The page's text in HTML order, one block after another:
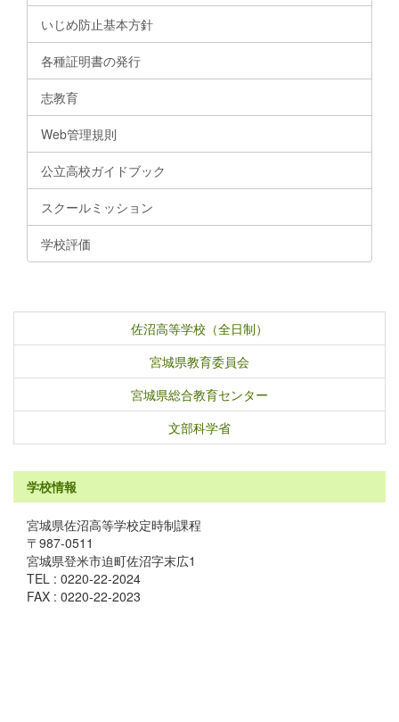
いじめ防止基本方針
各種証明書の発行
志教育
Web管理規則
公立高校ガイドブック
スクールミッション
学校評価
佐沼高等学校（全日制）
宮城県教育委員会
宮城県総合教育センター
文部科学省
学校情報
宮城県佐沼高等学校定時制課程
〒987-0511
宮城県登米市迫町佐沼字末広1
TEL : 0220-22-2024
FAX : 0220-22-2023